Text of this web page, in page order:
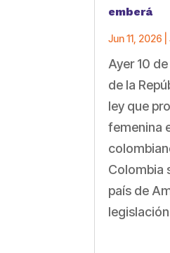
emberá
Jun 11, 2026 |
Ayer 10
de la
ley que
femenina
Colombia
país de